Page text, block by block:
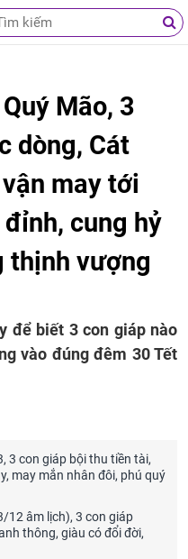
Mão, 3
dòng, Cát
may tới
cung hỷ
thịnh vượng
để biết 3 con giáp nào
vào đúng đêm 30 Tết
3 con giáp bội thu tiền tài,
may mắn nhân đôi, phú quý
12 âm lịch), 3 con giáp
thông, giàu có đổi đời,